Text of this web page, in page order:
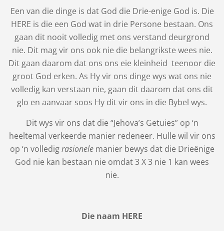
Een van die dinge is dat God die Drie-enige God is. Die
HERE is die een God wat in drie Persone bestaan. Ons
gaan dit nooit volledig met ons verstand deurgrond
nie. Dit mag vir ons ook nie die belangrikste wees nie.
Dit gaan daarom dat ons ons eie kleinheid teenoor die
groot God erken. As Hy vir ons dinge wys wat ons nie
volledig kan verstaan nie, gaan dit daarom dat ons dit
glo en aanvaar soos Hy dit vir ons in die Bybel wys.
Dit wys vir ons dat die “Jehova’s Getuies” op ‘n
heeltemal verkeerde manier redeneer. Hulle wil vir ons
op ‘n volledigrasionelemanier bewys dat die Drieënige
God nie kan bestaan nie omdat 3 X 3 nie 1 kan wees
nie.
Die naam HERE